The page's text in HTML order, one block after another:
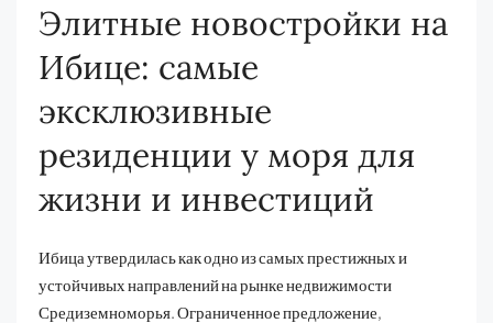
Элитные новостройки на
Ибице: самые
эксклюзивные
резиденции у моря для
жизни и инвестиций
Ибица утвердилась как одно из самых престижных и
устойчивых направлений на рынке недвижимости
Средиземноморья. Ограниченное предложение,